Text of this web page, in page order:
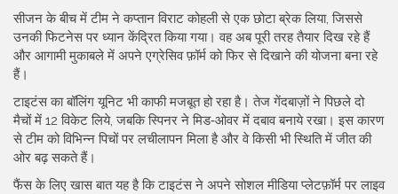
सीजन के बीच में टीम ने कप्तान विराट कोहली से एक छोटा ब्रेक लिया, जिससे
उनकी फिटनेस पर ध्यान केंद्रित किया गया। वह अब पूरी तरह तैयार दिख रहे हैं
और आगामी मुकाबले में अपने एग्रेसिव फ़ॉर्म को फिर से दिखाने की योजना बना रहे
हैं।
टाइटंस का बॉलिंग यूनिट भी काफी मजबूत हो रहा है। तेज गेंदबाज़ों ने पिछले दो
मैचों में 12 विकेट लिये, जबकि स्पिनर ने मिड‑ओवर में दबाव बनाये रखा। इस कारण
से टीम को विभिन्न पिचों पर लचीलापन मिला है और वे किसी भी स्थिति में जीत की
ओर बढ़ सकते हैं।
फैंस के लिए खास बात यह है कि टाइटंस ने अपने सोशल मीडिया प्लेटफ़ॉर्म पर लाइव